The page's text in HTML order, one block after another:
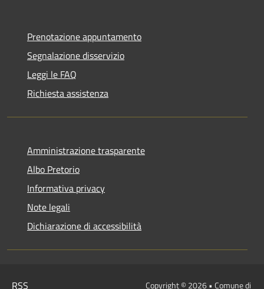
Prenotazione appuntamento
Segnalazione disservizio
Leggi le FAQ
Richiesta assistenza
Amministrazione trasparente
Albo Pretorio
Informativa privacy
Note legali
Dichiarazione di accessibilità
RSS Copyright © 2026 • Comune di